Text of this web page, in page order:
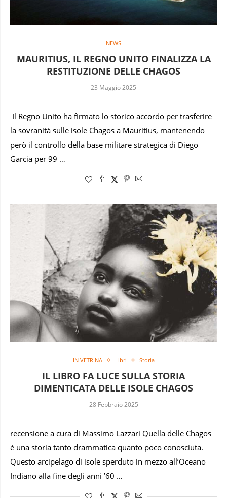
NEWS
MAURITIUS, IL REGNO UNITO FINALIZZA LA
RESTITUZIONE DELLE CHAGOS
23 Maggio 2025
Il Regno Unito ha firmato lo storico accordo per trasferire
la sovranità sulle isole Chagos a Mauritius, mantenendo
però il controllo della base militare strategica di Diego
Garcia per 99 …
IN VETRINA Libri Storia
IL LIBRO FA LUCE SULLA STORIA
DIMENTICATA DELLE ISOLE CHAGOS
28 Febbraio 2025
recensione a cura di Massimo Lazzari Quella delle Chagos
è una storia tanto drammatica quanto poco conosciuta.
Questo arcipelago di isole sperduto in mezzo all’Oceano
Indiano alla fine degli anni ’60 …